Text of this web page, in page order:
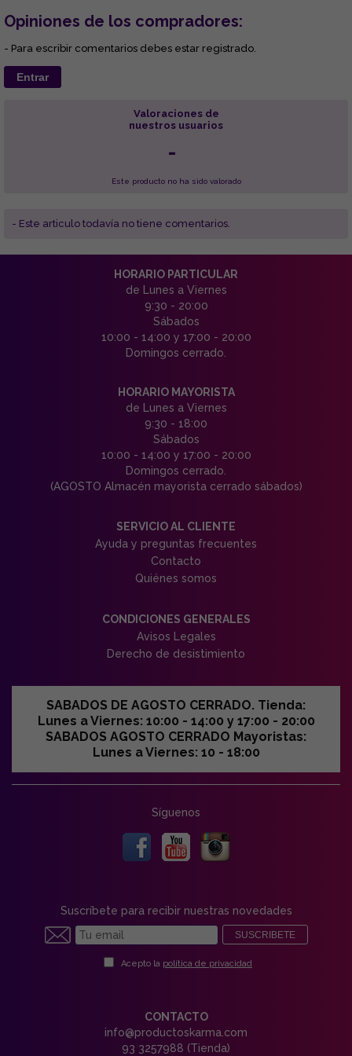
Opiniones de los compradores:
- Para escribir comentarios debes estar registrado.
Entrar
Valoraciones de
nuestros usuarios
-
Este producto no ha sido valorado
- Este articulo todavía no tiene comentarios.
HORARIO PARTICULAR
de Lunes a Viernes
9:30 - 20:00
Sábados
10:00 - 14:00 y 17:00 - 20:00
Domingos cerrado.
HORARIO MAYORISTA
de Lunes a Viernes
9:30 - 18:00
Sábados
10:00 - 14:00 y 17:00 - 20:00
Domingos cerrado.
(AGOSTO Almacén mayorista cerrado sábados)
SERVICIO AL CLIENTE
Ayuda y preguntas frecuentes
Contacto
Quiénes somos
CONDICIONES GENERALES
Avisos Legales
Derecho de desistimiento
SABADOS DE AGOSTO CERRADO. Tienda:
Lunes a Viernes: 10:00 - 14:00 y 17:00 - 20:00
SABADOS AGOSTO CERRADO Mayoristas:
Lunes a Viernes: 10 - 18:00
Síguenos
Suscríbete para recibir nuestras novedades
SUSCRIBETE
Acepto la política de privacidad
CONTACTO
info@productoskarma.com
93 3257988 (Tienda)